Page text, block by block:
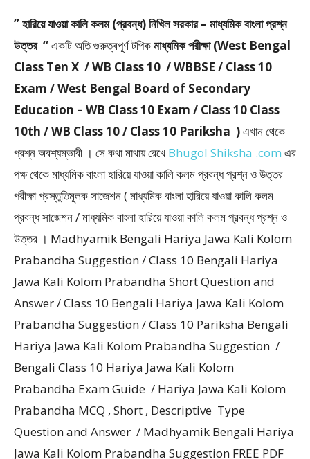
” হারিয়ে যাওয়া কালি কলম (প্রবন্ধ) নিখিল সরকার – মাধ্যমিক বাংলা প্রশ্ন
উত্তর “একটি অতি গুরুত্বপূর্ণ টপিকমাধ্যমিক পরীক্ষা (West Bengal
Class Ten X / WB Class 10 / WBBSE / Class 10
Exam / West Bengal Board of Secondary
Education – WB Class 10 Exam / Class 10 Class
10th / WB Class 10 / Class 10 Pariksha )এখান থেকে
প্রশ্ন অবশ্যম্ভাবী । সে কথা মাথায় রেখে Bhugol Shiksha .com এর
পক্ষ থেকে মাধ্যমিক বাংলা হারিয়ে যাওয়া কালি কলম প্রবন্ধ প্রশ্ন ও উত্তর
পরীক্ষা প্রস্তুতিমূলক সাজেশন ( মাধ্যমিক বাংলা হারিয়ে যাওয়া কালি কলম
প্রবন্ধ সাজেশন / মাধ্যমিক বাংলা হারিয়ে যাওয়া কালি কলম প্রবন্ধ প্রশ্ন ও
উত্তর । Madhyamik Bengali Hariya Jawa Kali Kolom
Prabandha Suggestion / Class 10 Bengali Hariya
Jawa Kali Kolom Prabandha Short Question and
Answer / Class 10 Bengali Hariya Jawa Kali Kolom
Prabandha Suggestion / Class 10 Pariksha Bengali
Hariya Jawa Kali Kolom Prabandha Suggestion /
Bengali Class 10 Hariya Jawa Kali Kolom
Prabandha Exam Guide / Hariya Jawa Kali Kolom
Prabandha MCQ , Short , Descriptive Type
Question and Answer / Madhyamik Bengali Hariya
Jawa Kali Kolom Prabandha Suggestion FREE PDF